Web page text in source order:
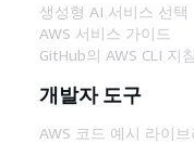
생성형 AI 서비스 선택
AWS 서비스 가이드
GitHub의 AWS CLI 지침
개발자 도구
AWS 코드 예시 라이브